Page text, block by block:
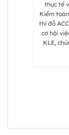
thực tế
Kiểm
thi đỗ
cơ hội
KLE,